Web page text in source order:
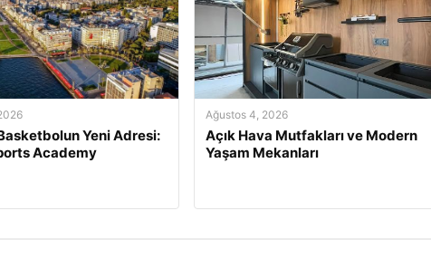
Yeni Adresi:
Academy
Ağustos 4, 2026
Açık Hava Mutfakları ve Modern
Yaşam Mekanları